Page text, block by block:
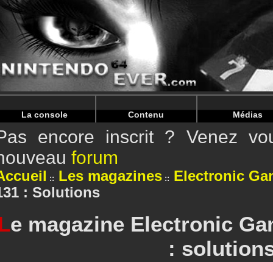
Warning: Undefined array key "HTTP_REFERER" in /
Warning: Undefined array key "HTTP_REFERER" in /
La console Contenu Médias
encore inscrit ? Venez
forum
Les magazines
Electronic
: Solutions
e magazine Electronic
: